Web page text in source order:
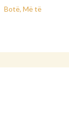
Botë, Më të